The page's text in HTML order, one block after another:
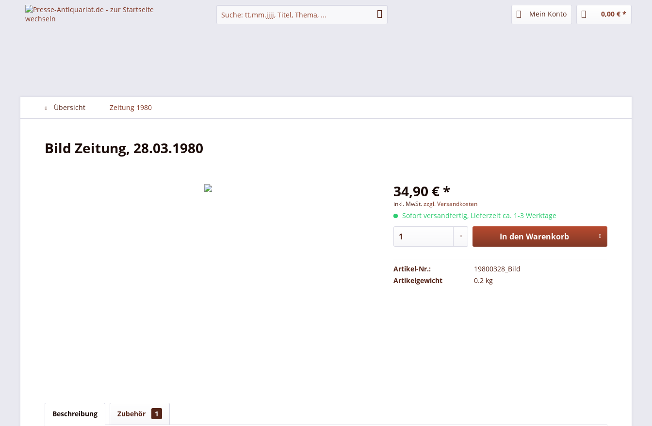
Mein Konto 0,00 € *
Übersicht Zeitung 1980
Bild Zeitung, 28.03.1980
34,90 € *
inkl. MwSt.zzgl. Versandkosten
Sofort versandfertig, Lieferzeit ca. 1-3 Werktage
In den Warenkorb
Artikel-Nr.:
19800328_Bild
Artikelgewicht
0.2 kg
Beschreibung Zubehör 1